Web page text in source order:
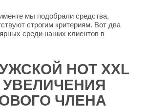
мы подобрали средства,
строгим критериям. Вот два
среди наших клиентов в
HOT XXL
ЧЛЕНА